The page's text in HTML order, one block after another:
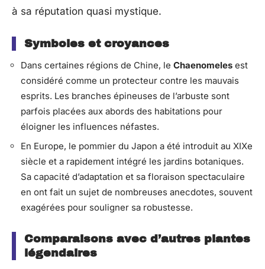
à sa réputation quasi mystique.
Symboles et croyances
Dans certaines régions de Chine, le Chaenomeles est
considéré comme un protecteur contre les mauvais
esprits. Les branches épineuses de l’arbuste sont
parfois placées aux abords des habitations pour
éloigner les influences néfastes.
En Europe, le pommier du Japon a été introduit au XIXe
siècle et a rapidement intégré les jardins botaniques.
Sa capacité d’adaptation et sa floraison spectaculaire
en ont fait un sujet de nombreuses anecdotes, souvent
exagérées pour souligner sa robustesse.
Comparaisons avec d’autres plantes
légendaires